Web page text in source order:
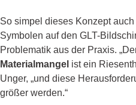
So simpel dieses Konzept
Symbolen auf den GLT-
Problematik aus der Praxis.
Materialmangel ist ein
Unger, „und diese
größer werden.“